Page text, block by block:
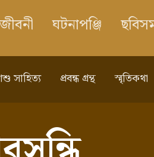
ঘটনাপঞ্জি
সাহিত্য প্রবন্ধ গ্রন্থ স্মৃতিকথা